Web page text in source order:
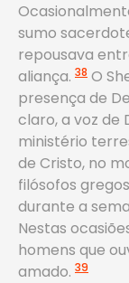
sumo
repousava
aliança. 38 O
presença de
claro, a voz de
ministério
de Cristo, no
filósofos
durante a
Nestas
homens que
amado. 39